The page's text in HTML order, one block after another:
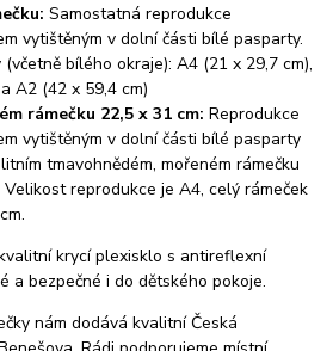
Samostatná reprodukce
vytištěným v dolní části bílé pasparty.
bílého okraje): A4 (21 x 29,7 cm),
A2 (42 x 59,4 cm)
rámečku 22,5 x 31 cm: Reprodukce
vytištěným v dolní části bílé pasparty
tmavohnědém, mořeném rámečku
reprodukce je A4, celý rámeček
krycí plexisklo s antireflexní
a bezpečné i do dětského pokoje.
nám dodává kvalitní Česká